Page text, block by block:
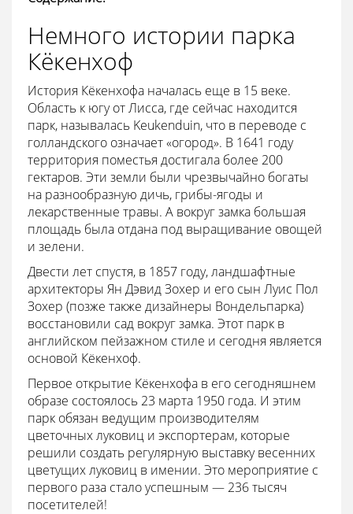
Немного истории парка
Кёкенхоф
История Кёкенхофа началась еще в 15 веке.
Область к югу от Лисса, где сейчас находится
парк, называлась Keukenduin, что в переводе с
голландского означает «огород». В 1641 году
территория поместья достигала более 200
гектаров. Эти земли были чрезвычайно богаты
на разнообразную дичь, грибы-ягоды и
лекарственные травы. А вокруг замка большая
площадь была отдана под выращивание овощей
и зелени.
Двести лет спустя, в 1857 году, ландшафтные
архитекторы Ян Дэвид Зохер и его сын Луис Пол
Зохер (позже также дизайнеры Вондельпарка)
восстановили сад вокруг замка. Этот парк в
английском пейзажном стиле и сегодня является
основой Кёкенхоф.
Первое открытие Кёкенхофа в его сегодняшнем
образе состоялось 23 марта 1950 года. И этим
парк обязан ведущим производителям
цветочных луковиц и экспортерам, которые
решили создать регулярную выставку весенних
цветущих луковиц в имении. Это мероприятие с
первого раза стало успешным — 236 тысяч
посетителей!